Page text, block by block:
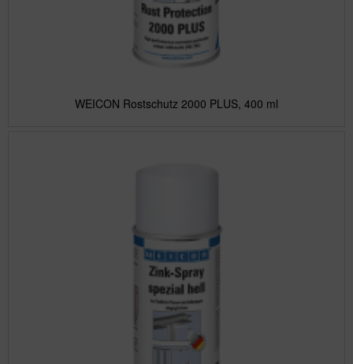
WEICON Rostschutz 2000 PLUS, 400 ml